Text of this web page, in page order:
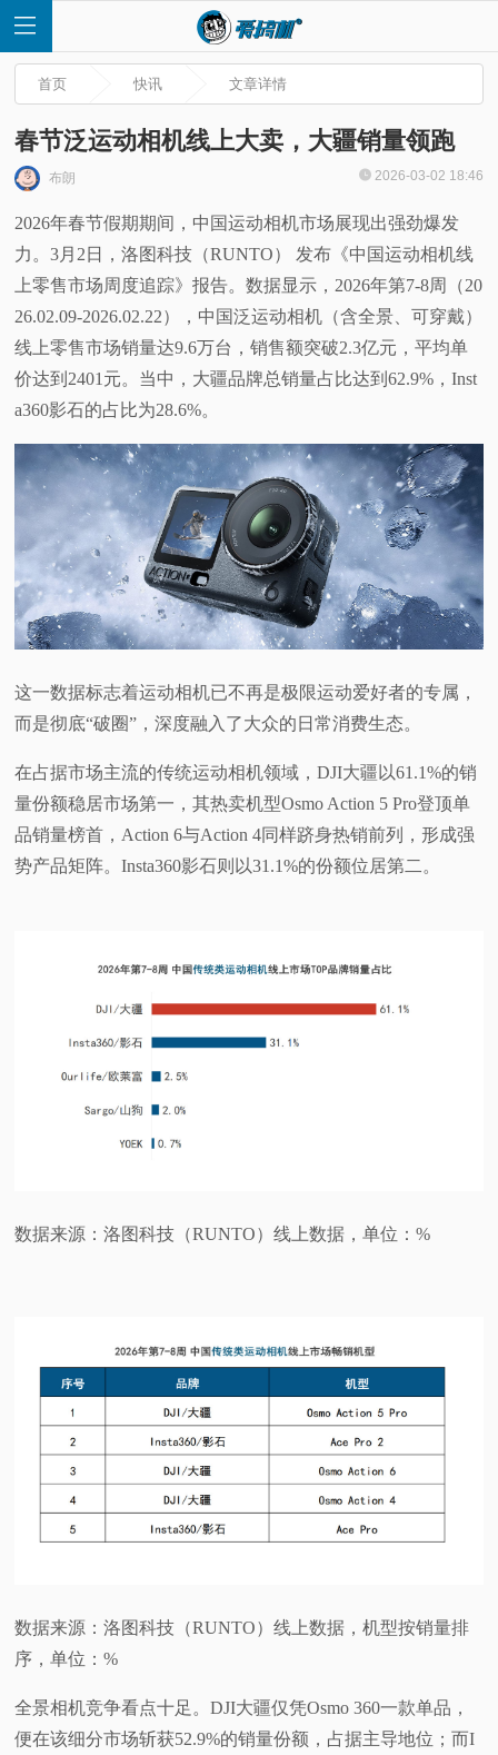
页
快
讯
测
频
科
普
验
专
首页 快讯 文章详情
春节泛运动相机线上大卖，大疆销量领跑
布朗 2026-03-02 18:46
2026年春节假期期间，中国运动相机市场展现出强劲爆发
力。3月2日，洛图科技（RUNTO） 发布《中国运动相机线
上零售市场周度追踪》报告。数据显示，2026年第7-8周（20
26.02.09-2026.02.22），中国泛运动相机（含全景、可穿戴）
线上零售市场销量达9.6万台，销售额突破2.3亿元，平均单
价达到2401元。当中，大疆品牌总销量占比达到62.9%，Inst
a360影石的占比为28.6%。
这一数据标志着运动相机已不再是极限运动爱好者的专属，
而是彻底“破圈”，深度融入了大众的日常消费生态。
在占据市场主流的传统运动相机领域，DJI大疆以61.1%的销
量份额稳居市场第一，其热卖机型Osmo Action 5 Pro登顶单
品销量榜首，Action 6与Action 4同样跻身热销前列，形成强
势产品矩阵。Insta360影石则以31.1%的份额位居第二。
数据来源：洛图科技（RUNTO）线上数据，单位：%
数据来源：洛图科技（RUNTO）线上数据，机型按销量排
序，单位：%
全景相机竞争看点十足。DJI大疆仅凭Osmo 360一款单品，
便在该细分市场斩获52.9%的销量份额，占据主导地位；而I